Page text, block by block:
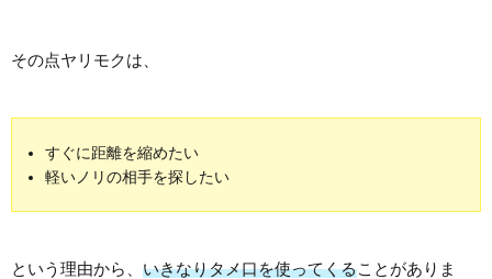
その点ヤリモクは、
すぐに距離を縮めたい
軽いノリの相手を探したい
という理由から、 いきなりタメ口を使ってくることがありま